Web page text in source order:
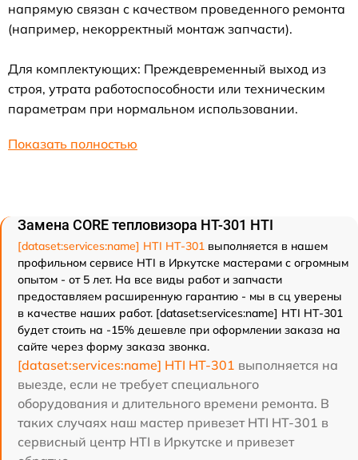
напрямую связан с качеством проведенного ремонта
(например, некорректный монтаж запчасти).
Для комплектующих: Преждевременный выход из
строя, утрата работоспособности или техническим
параметрам при нормальном использовании.
Показать полностью
Замена CORE тепловизора HT-301 HTI
[dataset:services:name] HTI HT-301 выполняется в нашем
профильном сервисе HTI в Иркутске мастерами с огромным
опытом - от 5 лет. На все виды работ и запчасти
предоставляем расширенную гарантию - мы в сц уверены
в качестве наших работ. [dataset:services:name] HTI HT-301
будет стоить на -15% дешевле при оформлении заказа на
сайте через форму заказа звонка.
[dataset:services:name] HTI HT-301 выполняется на
выезде, если не требует специального
оборудования и длительного времени ремонта. В
таких случаях наш мастер привезет HTI HT-301 в
сервисный центр HTI в Иркутске и привезет